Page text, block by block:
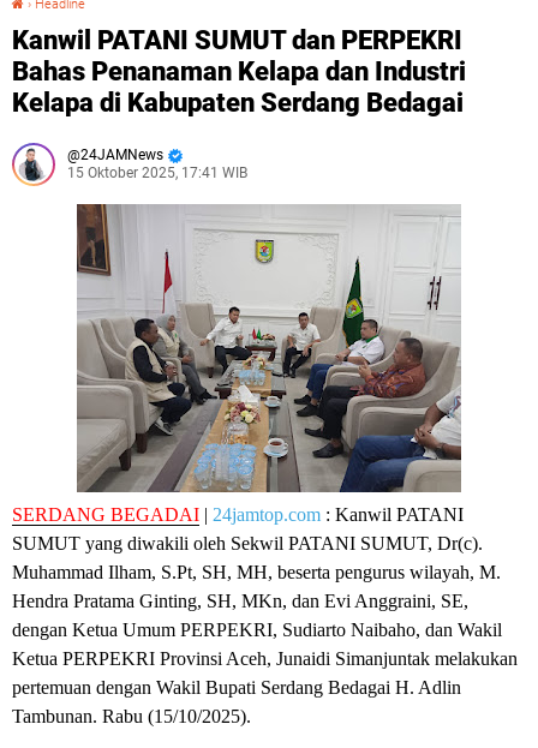
› Headline
Kanwil PATANI SUMUT dan PERPEKRI
Bahas Penanaman Kelapa dan Industri
Kelapa di Kabupaten Serdang Bedagai
24JAMNews
15 Oktober 2025, 17:41 WIB
SERDANG BEGADAI | 24jamtop.com : Kanwil PATANI
SUMUT yang diwakili oleh Sekwil PATANI SUMUT, Dr(c).
Muhammad Ilham, S.Pt, SH, MH, beserta pengurus wilayah, M.
Hendra Pratama Ginting, SH, MKn, dan Evi Anggraini, SE,
dengan Ketua Umum PERPEKRI, Sudiarto Naibaho, dan Wakil
Ketua PERPEKRI Provinsi Aceh, Junaidi Simanjuntak melakukan
pertemuan dengan Wakil Bupati Serdang Bedagai H. Adlin
Tambunan. Rabu (15/10/2025).